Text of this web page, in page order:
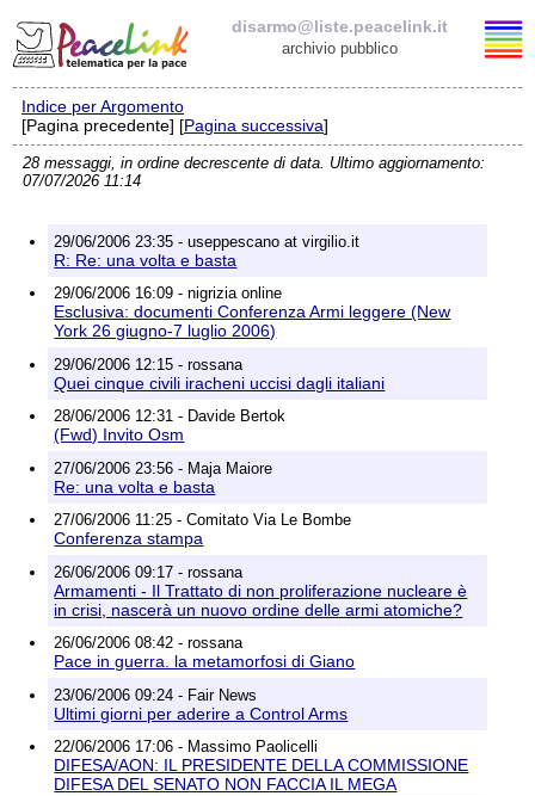
disarmo@liste.peacelink.it
archivio pubblico
Elenco delle liste
disarmo@liste.peacelink.it
Informativa sulla privacy
Richieste di rimozione
Indice per Argomento
[Pagina precedente] [Pagina successiva]
28 messaggi, in ordine decrescente di data. Ultimo aggiornamento:
07/07/2026 11:14
29/06/2006 23:35 - useppescano at virgilio.it
R: Re: una volta e basta
29/06/2006 16:09 - nigrizia online
Esclusiva: documenti Conferenza Armi leggere (New
York 26 giugno-7 luglio 2006)
29/06/2006 12:15 - rossana
Quei cinque civili iracheni uccisi dagli italiani
28/06/2006 12:31 - Davide Bertok
(Fwd) Invito Osm
27/06/2006 23:56 - Maja Maiore
Re: una volta e basta
27/06/2006 11:25 - Comitato Via Le Bombe
Conferenza stampa
26/06/2006 09:17 - rossana
Armamenti - Il Trattato di non proliferazione nucleare è
in crisi, nascerà un nuovo ordine delle armi atomiche?
26/06/2006 08:42 - rossana
Pace in guerra. la metamorfosi di Giano
23/06/2006 09:24 - Fair News
Ultimi giorni per aderire a Control Arms
22/06/2006 17:06 - Massimo Paolicelli
DIFESA/AON: IL PRESIDENTE DELLA COMMISSIONE
DIFESA DEL SENATO NON FACCIA IL MEGA